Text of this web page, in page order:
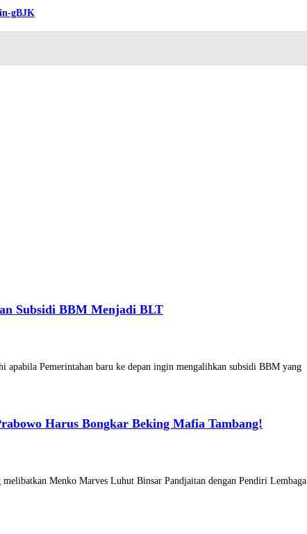
gBJK
Subsidi BBM Menjadi BLT
Pemerintahan baru ke depan ingin mengalihkan subsidi BBM yang
Harus Bongkar Beking Mafia Tambang!
Menko Marves Luhut Binsar Pandjaitan dengan Pendiri Lembaga